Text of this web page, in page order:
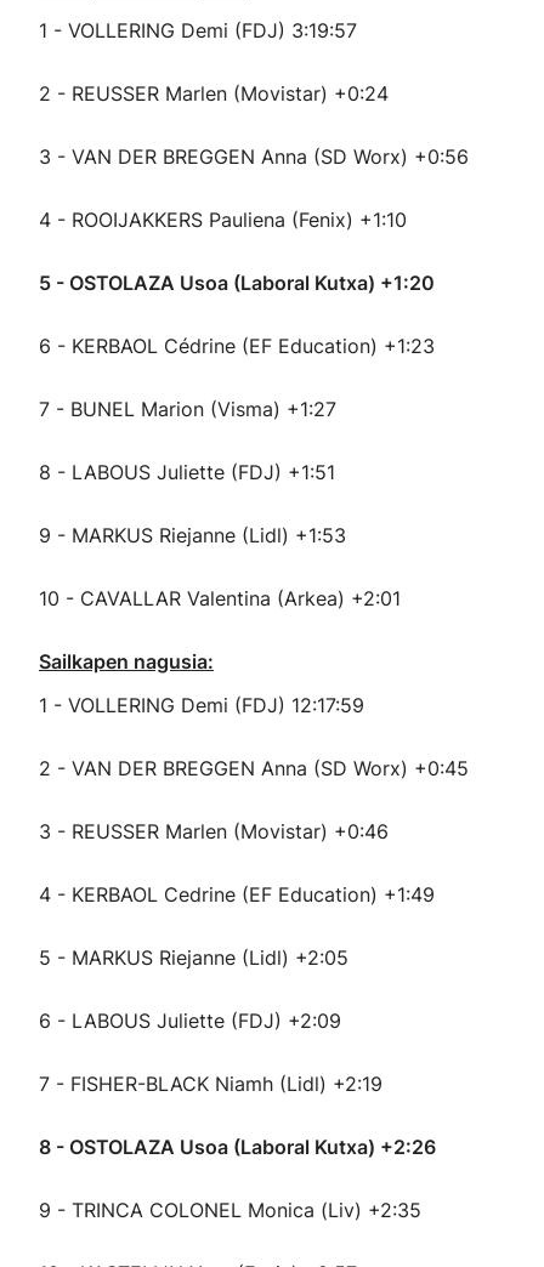
1 - VOLLERING Demi (FDJ) 3:19:57
2 - REUSSER Marlen (Movistar) +0:24
3 - VAN DER BREGGEN Anna (SD Worx) +0:56
4 - ROOIJAKKERS Pauliena (Fenix) +1:10
5 - OSTOLAZA Usoa (Laboral Kutxa) +1:20
6 - KERBAOL Cédrine (EF Education) +1:23
7 - BUNEL Marion (Visma) +1:27
8 - LABOUS Juliette (FDJ) +1:51
9 - MARKUS Riejanne (Lidl) +1:53
10 - CAVALLAR Valentina (Arkea) +2:01
Sailkapen nagusia:
1 - VOLLERING Demi (FDJ) 12:17:59
2 - VAN DER BREGGEN Anna (SD Worx) +0:45
3 - REUSSER Marlen (Movistar) +0:46
4 - KERBAOL Cedrine (EF Education) +1:49
5 - MARKUS Riejanne (Lidl) +2:05
6 - LABOUS Juliette (FDJ) +2:09
7 - FISHER-BLACK Niamh (Lidl) +2:19
8 - OSTOLAZA Usoa (Laboral Kutxa) +2:26
9 - TRINCA COLONEL Monica (Liv) +2:35